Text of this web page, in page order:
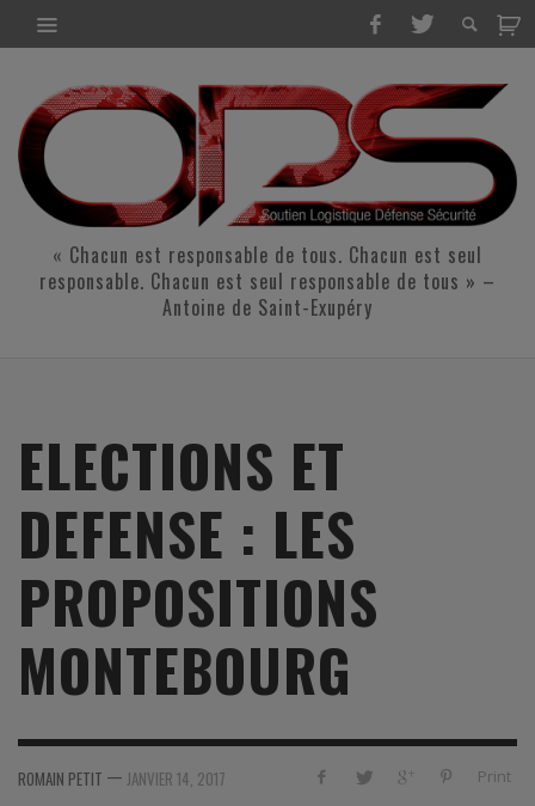
« Chacun est responsable de tous. Chacun est seul
responsable. Chacun est seul responsable de tous » –
Antoine de Saint-Exupéry
ELECTIONS ET
DEFENSE : LES
PROPOSITIONS
MONTEBOURG
Print
ROMAIN PETIT — JANVIER 14, 2017